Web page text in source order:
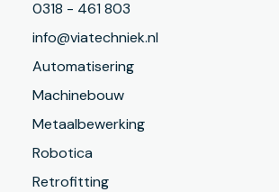
Zo werken we samen naar een
die betrouwbaar, veilig en
toekomstbestendig is.
Betrouwbare systemen met
storingen.
Minder stilstand door goede
voorbereiding en testen.
Flexibele oplossingen die
Een langere levensduur door
0318 - 461 803
info@viatechniek.nl
Automatisering
Machinebouw
Metaalbewerking
Robotica
Retrofitting